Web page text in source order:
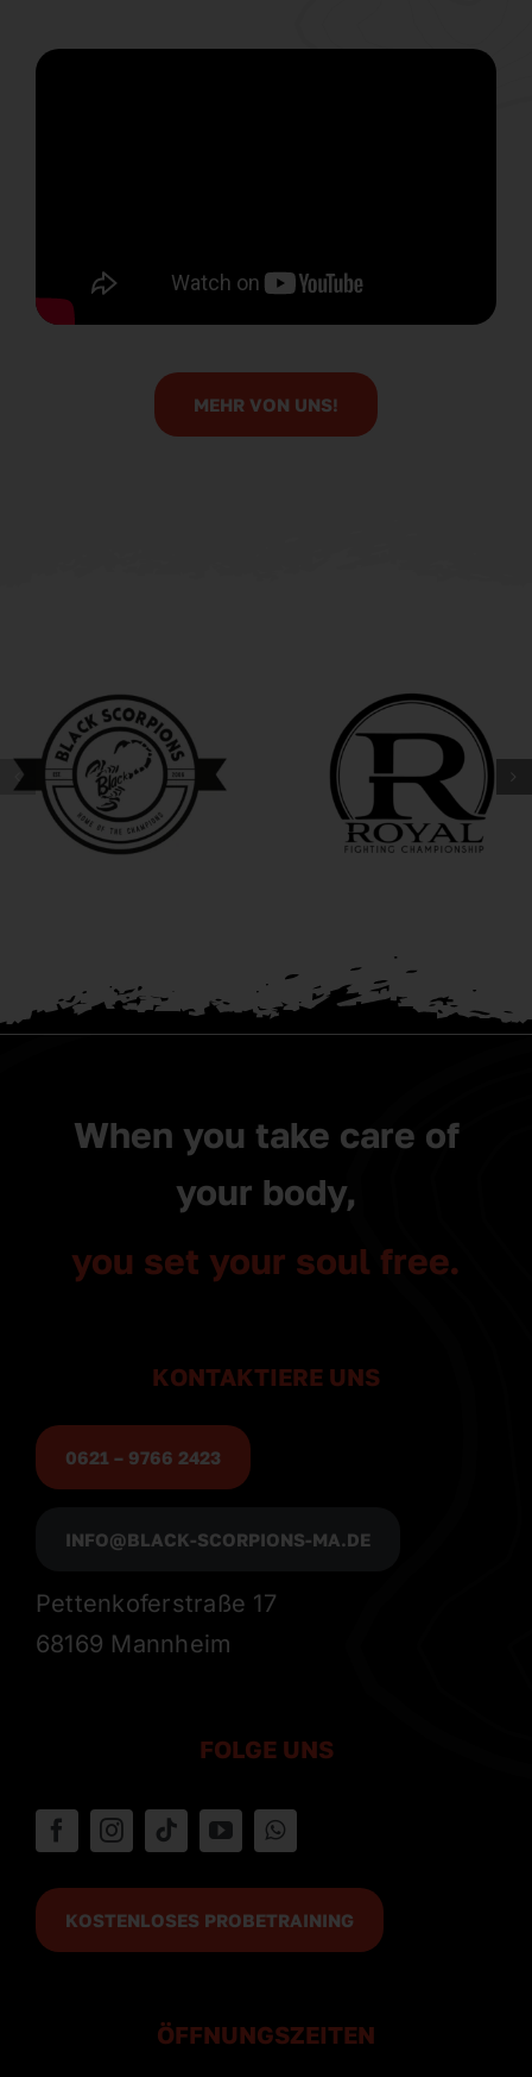
MEHR VON UNS!
When you take care of
your body,
you set your soul free.
KONTAKTIERE UNS
0621 – 9766 2423
INFO@BLACK-SCORPIONS-MA.DE
Pettenkoferstraße 17
68169 Mannheim
ÖFFNUNGSZEITEN
FOLGE UNS
KOSTENLOSES PROBETRAINING